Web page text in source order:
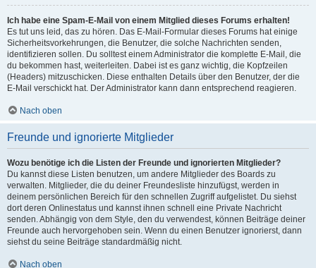
Ich habe eine Spam-E-Mail von einem Mitglied dieses Forums erhalten!
Es tut uns leid, das zu hören. Das E-Mail-Formular dieses Forums hat einige
Sicherheitsvorkehrungen, die Benutzer, die solche Nachrichten senden,
identifizieren sollen. Du solltest einem Administrator die komplette E-Mail, die
du bekommen hast, weiterleiten. Dabei ist es ganz wichtig, die Kopfzeilen
(Headers) mitzuschicken. Diese enthalten Details über den Benutzer, der die
E-Mail verschickt hat. Der Administrator kann dann entsprechend reagieren.
Nach oben
Freunde und ignorierte Mitglieder
Wozu benötige ich die Listen der Freunde und ignorierten Mitglieder?
Du kannst diese Listen benutzen, um andere Mitglieder des Boards zu
verwalten. Mitglieder, die du deiner Freundesliste hinzufügst, werden in
deinem persönlichen Bereich für den schnellen Zugriff aufgelistet. Du siehst
dort deren Onlinestatus und kannst ihnen schnell eine Private Nachricht
senden. Abhängig von dem Style, den du verwendest, können Beiträge deiner
Freunde auch hervorgehoben sein. Wenn du einen Benutzer ignorierst, dann
siehst du seine Beiträge standardmäßig nicht.
Nach oben